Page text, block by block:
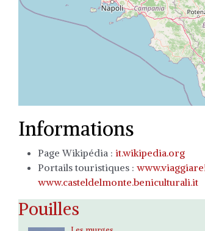
Informations
Page Wikipédia : it.wikipedia.org
Portails touristiques :
www.casteldelmonte.beniculturali.it
Pouilles